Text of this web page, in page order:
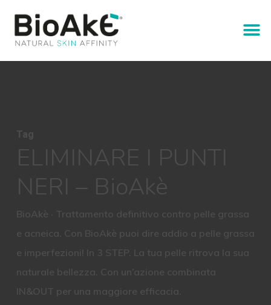
Tag
ELIMINARE I PUNTI
NERI – BioAkè
BioAkè · Trattamento definitivo contro pelle grassa
e acneica. Con BioAkè puoi dire addio a pelle grassa
e imperfezioni! In 3 STEP. La tua pelle ritrova la sua
naturale bellezza. Con un’azione combinata
IN&OUT per una maggiore efficacia.